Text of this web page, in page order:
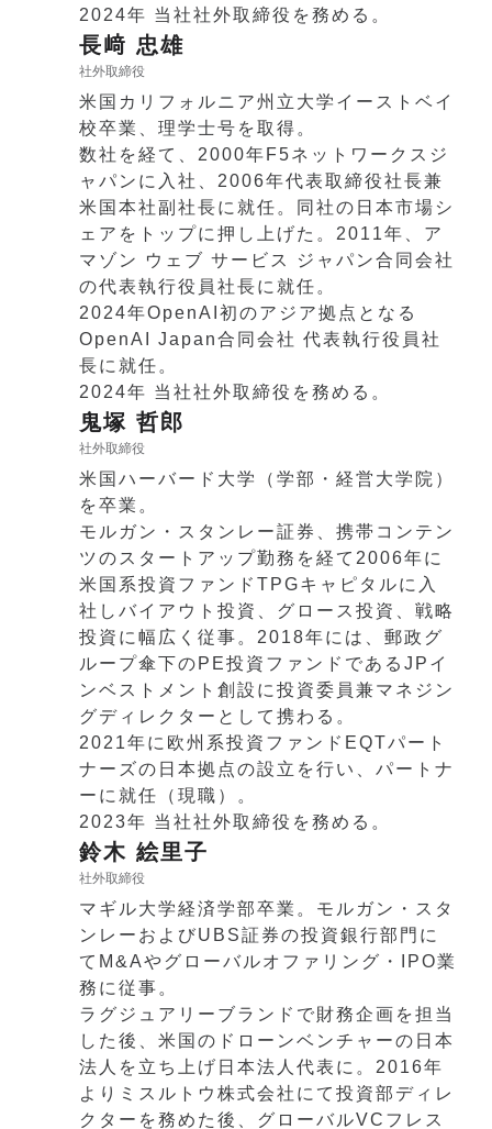
2024年 当社社外取締役を務める。
長﨑 忠雄
社外取締役
米国カリフォルニア州立大学イーストベイ
校卒業、理学士号を取得。
数社を経て、2000年F5ネットワークスジ
ャパンに入社、2006年代表取締役社長兼
米国本社副社長に就任。同社の日本市場シ
ェアをトップに押し上げた。2011年、ア
マゾン ウェブ サービス ジャパン合同会社
の代表執行役員社長に就任。
2024年OpenAI初のアジア拠点となる
OpenAI Japan合同会社 代表執行役員社
長に就任。
2024年 当社社外取締役を務める。
鬼塚 哲郎
社外取締役
米国ハーバード大学（学部・経営大学院）
を卒業。
モルガン・スタンレー証券、携帯コンテン
ツのスタートアップ勤務を経て2006年に
米国系投資ファンドTPGキャピタルに入
社しバイアウト投資、グロース投資、戦略
投資に幅広く従事。2018年には、郵政グ
ループ傘下のPE投資ファンドであるJPイ
ンベストメント創設に投資委員兼マネジン
グディレクターとして携わる。
2021年に欧州系投資ファンドEQTパート
ナーズの日本拠点の設立を行い、パートナ
ーに就任（現職）。
2023年 当社社外取締役を務める。
鈴木 絵里子
社外取締役
マギル大学経済学部卒業。モルガン・スタ
ンレーおよびUBS証券の投資銀行部門に
てM&Aやグローバルオファリング・IPO業
務に従事。
ラグジュアリーブランドで財務企画を担当
した後、米国のドローンベンチャーの日本
法人を立ち上げ日本法人代表に。2016年
よりミスルトウ株式会社にて投資部ディレ
クターを務めた後、グローバルVCフレス